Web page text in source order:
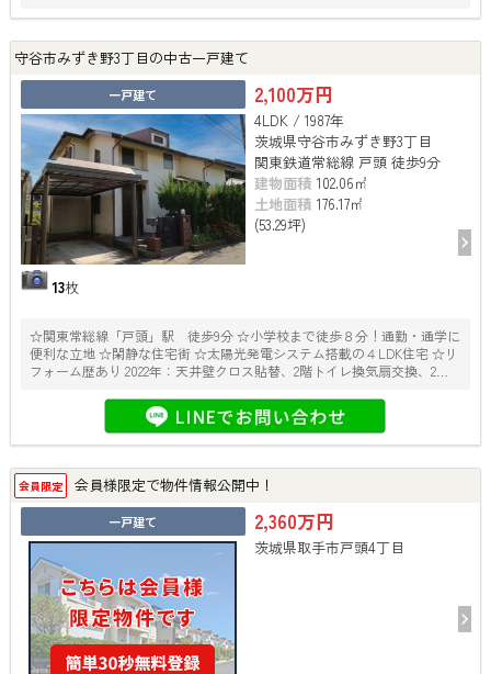
守谷市みずき野3丁目の中古一戸建て
一戸建て
13枚
2,100万円
4LDK / 1987年
茨城県守谷市みずき野3丁目
関東鉄道常総線 戸頭 徒歩9分
建物面積 102.06㎡
土地面積 176.17㎡
(53.29坪)
☆関東常総線「戸頭」駅 徒歩9分 ☆小学校まで徒歩８分！通勤・通学に
便利な立地 ☆閑静な住宅街 ☆太陽光発電システム搭載の４LDK住宅 ☆リ
フォーム歴あり 2022年：天井壁クロス貼替、2階トイレ換気扇交換、2階
交換 実施時期不明キッチン、浴室、洗面化粧台、トイレ交換
会員限定 会員様限定で物件情報公開中！
一戸建て 2,360万円
茨城県取手市戸頭4丁目